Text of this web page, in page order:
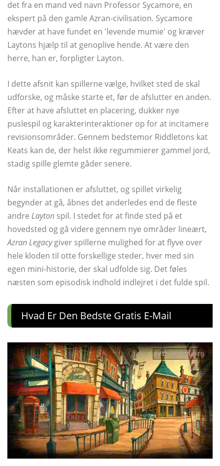
det fra en mand ved navn Professor Sycamore, en
ekspert på den gamle Azran-civilisation. Sycamore
hævder at have fundet en 'levende mumie' og kræver
Laytons hjælp til at genoplive hende. At være den
herre, han er, forpligter Layton.
I dette afsnit kan spillerne vælge, hvilket sted de skal
udforske, og måske starte et, før de afslutter en anden.
Efter at have afsluttet en placering, dukker nye
puslespil og karakterinteraktioner op for at incitamere
revisionsområder. Gennem bedstemor Riddletons kat
Keats kan de, der helst ikke regummierer gammel jord,
stadig spille glemte gåder senere.
Når installationen er afsluttet, og spillet virkelig
begynder at gå, åbnes det anderledes end de fleste
andre Layton spil. I stedet for at finde sted på et
hovedsted og gå videre gennem nye områder lineært,
Azran Legacygiver spillerne mulighed for at flyve over
hele kloden til otte forskellige steder, hver med sin
egen mini-historie, der skal udfolde sig. Det føles
næsten som episodisk indhold indlejret i det fulde spil.
Hvad Er Den Bedste Gratis E-Mail